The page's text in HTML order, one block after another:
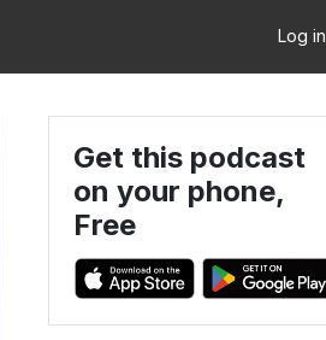
Log in
Get this podcast
on your phone,
Free